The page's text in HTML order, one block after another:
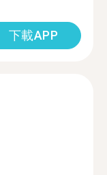
下載APP